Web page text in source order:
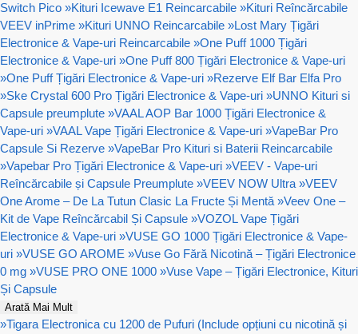
Switch Pico »Kituri Icewave E1 Reincarcabile »Kituri Reîncărcabile
VEEV inPrime »Kituri UNNO Reincarcabile »Lost Mary Țigări
Electronice & Vape-uri Reincarcabile »One Puff 1000 Țigări
Electronice & Vape-uri »One Puff 800 Țigări Electronice & Vape-uri
»One Puff Țigări Electronice & Vape-uri »Rezerve Elf Bar Elfa Pro
»Ske Crystal 600 Pro Țigări Electronice & Vape-uri »UNNO Kituri si
Capsule preumplute »VAAL AOP Bar 1000 Țigări Electronice &
Vape-uri »VAAL Vape Țigări Electronice & Vape-uri »VapeBar Pro
Capsule Si Rezerve »VapeBar Pro Kituri si Baterii Reincarcabile
»Vapebar Pro Țigări Electronice & Vape-uri »VEEV - Vape-uri
Reîncărcabile și Capsule Preumplute »VEEV NOW Ultra »VEEV
One Arome – De La Tutun Clasic La Fructe Și Mentă »Veev One –
Kit de Vape Reîncărcabil Și Capsule »VOZOL Vape Țigări
Electronice & Vape-uri »VUSE GO 1000 Țigări Electronice & Vape-
uri »VUSE GO AROME »Vuse Go Fără Nicotină – Țigări Electronice
0 mg »VUSE PRO ONE 1000 »Vuse Vape – Țigări Electronice, Kituri
Și Capsule
Arată Mai Mult
»Tigara Electronica cu 1200 de Pufuri (Include opțiuni cu nicotină și